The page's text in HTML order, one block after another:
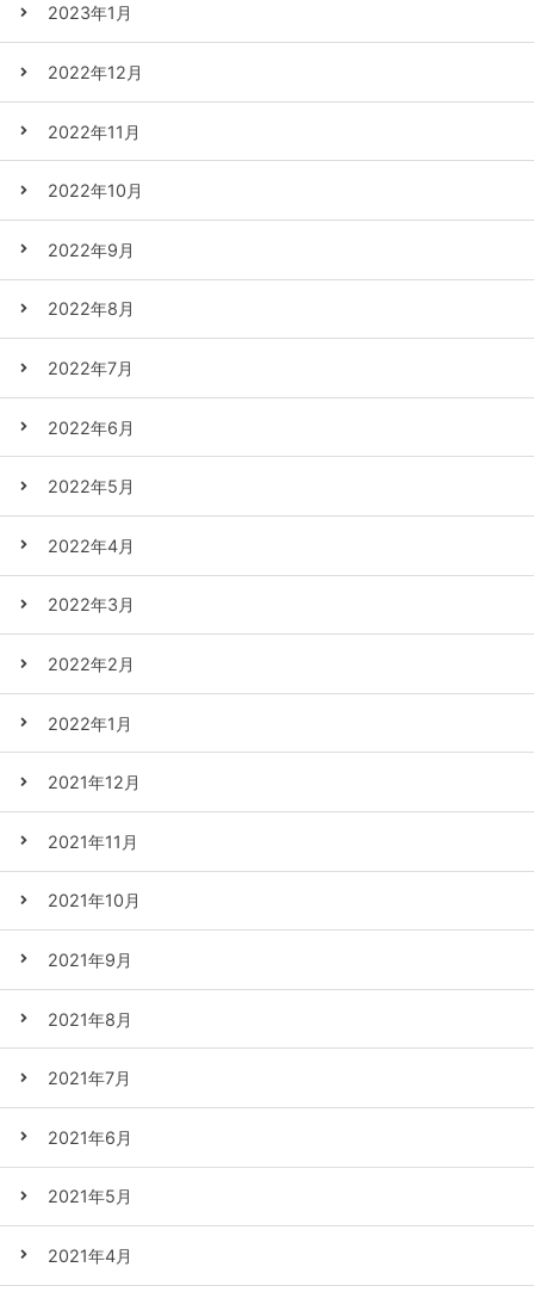
2023年1月
2022年12月
2022年11月
2022年10月
2022年9月
2022年8月
2022年7月
2022年6月
2022年5月
2022年4月
2022年3月
2022年2月
2022年1月
2021年12月
2021年11月
2021年10月
2021年9月
2021年8月
2021年7月
2021年6月
2021年5月
2021年4月